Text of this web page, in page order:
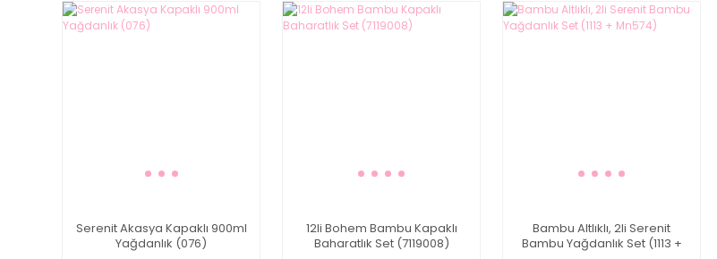
Serenit Akasya Kapaklı 900ml
Yağdanlık (076)
12li Bohem Bambu Kapaklı
Baharatlık Set (7119008)
Bambu Altlıklı, 2li Serenit
Bambu Yağdanlık Set (1113 +